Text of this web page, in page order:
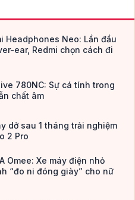
Headphones Neo: Lần đầu
ear, Redmi chọn cách đi
780NC: Sự cá tính trong
chất âm
dở sau 1 tháng trải nghiệm
2 Pro
Omee: Xe máy điện nhỏ
“đo ni đóng giày” cho nữ